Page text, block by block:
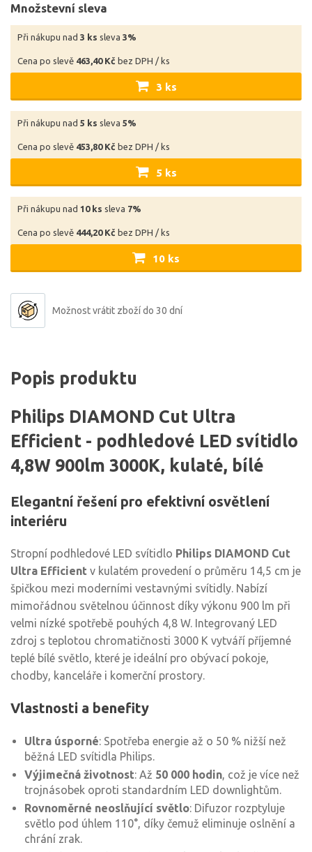
Množstevní sleva
Při nákupu nad 3 ks sleva 3%
Cena po slevě 463,40 Kč bez DPH / ks
3 ks
Při nákupu nad 5 ks sleva 5%
Cena po slevě 453,80 Kč bez DPH / ks
5 ks
Při nákupu nad 10 ks sleva 7%
Cena po slevě 444,20 Kč bez DPH / ks
10 ks
Možnost vrátit zboží do 30 dní
Popis produktu
Philips DIAMOND Cut Ultra
Efficient - podhledové LED svítidlo
4,8W 900lm 3000K, kulaté, bílé
Elegantní řešení pro efektivní osvětlení
interiéru
Stropní podhledové LED svítidlo Philips DIAMOND Cut
Ultra Efficient v kulatém provedení o průměru 14,5 cm je
špičkou mezi moderními vestavnými svítidly. Nabízí
mimořádnou světelnou účinnost díky výkonu 900 lm při
velmi nízké spotřebě pouhých 4,8 W. Integrovaný LED
zdroj s teplotou chromatičnosti 3000 K vytváří příjemné
teplé bílé světlo, které je ideální pro obývací pokoje,
chodby, kanceláře i komerční prostory.
Vlastnosti a benefity
Ultra úsporné: Spotřeba energie až o 50 % nižší než
běžná LED svítidla Philips.
Výjimečná životnost: Až 50 000 hodin, což je více než
trojnásobek oproti standardním LED downlightům.
Rovnoměrné neoslňující světlo: Difuzor rozptyluje
světlo pod úhlem 110°, díky čemuž eliminuje oslnění a
chrání zrak.